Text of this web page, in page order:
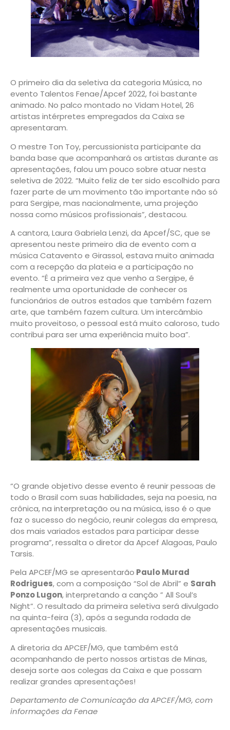
O primeiro dia da seletiva da categoria Música, no
evento Talentos Fenae/Apcef 2022, foi bastante
animado. No palco montado no Vidam Hotel, 26
artistas intérpretes empregados da Caixa se
apresentaram.
O mestre Ton Toy, percussionista participante da
banda base que acompanhará os artistas durante as
apresentações, falou um pouco sobre atuar nesta
seletiva de 2022. “Muito feliz de ter sido escolhido para
fazer parte de um movimento tão importante não só
para Sergipe, mas nacionalmente, uma projeção
nossa como músicos profissionais”, destacou.
A cantora, Laura Gabriela Lenzi, da Apcef/SC, que se
apresentou neste primeiro dia de evento com a
música Catavento e Girassol, estava muito animada
com a recepção da plateia e a participação no
evento. “É a primeira vez que venho a Sergipe, é
realmente uma oportunidade de conhecer os
funcionários de outros estados que também fazem
arte, que também fazem cultura. Um intercâmbio
muito proveitoso, o pessoal está muito caloroso, tudo
contribui para ser uma experiência muito boa”.
“O grande objetivo desse evento é reunir pessoas de
todo o Brasil com suas habilidades, seja na poesia, na
crônica, na interpretação ou na música, isso é o que
faz o sucesso do negócio, reunir colegas da empresa,
dos mais variados estados para participar desse
programa”, ressalta o diretor da Apcef Alagoas, Paulo
Tarsis.
Pela APCEF/MG se apresentarão Paulo Murad
Rodrigues, com a composição “Sol de Abril” e Sarah
Ponzo Lugon, interpretando a canção ” All Soul’s
Night”. O resultado da primeira seletiva será divulgado
na quinta-feira (3), após a segunda rodada de
apresentações musicais.
A diretoria da APCEF/MG, que também está
acompanhando de perto nossos artistas de Minas,
deseja sorte aos colegas da Caixa e que possam
realizar grandes apresentações!
Departamento de Comunicação da APCEF/MG, com
informações da Fenae